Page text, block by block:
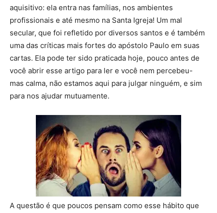
aquisitivo: ela entra nas famílias, nos ambientes
profissionais e até mesmo na Santa Igreja! Um mal
secular, que foi refletido por diversos santos e é também
uma das críticas mais fortes do apóstolo Paulo em suas
cartas. Ela pode ter sido praticada hoje, pouco antes de
você abrir esse artigo para ler e você nem percebeu-
mas calma, não estamos aqui para julgar ninguém, e sim
para nos ajudar mutuamente.
A questão é que poucos pensam como esse hábito que